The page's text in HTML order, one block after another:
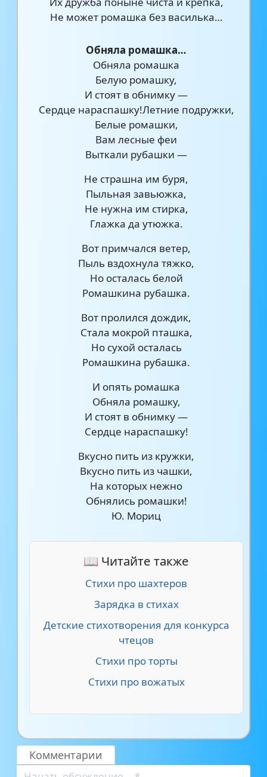
Не может ромашка без василька…
Обняла ромашка…
Обняла ромашка
Белую ромашку,
И стоят в обнимку —
Сердце нараспашку!Летние подружки,
Белые ромашки,
Вам лесные феи
Выткали рубашки —
Не страшна им буря,
Пыльная завьюжка,
Не нужна им стирка,
Глажка да утюжка.
Вот примчался ветер,
Пыль вздохнула тяжко,
Но осталась белой
Ромашкина рубашка.
Вот пролился дождик,
Стала мокрой пташка,
Но сухой осталась
Ромашкина рубашка.
И опять ромашка
Обняла ромашку,
И стоят в обнимку —
Сердце нараспашку!
Вкусно пить из кружки,
Вкусно пить из чашки,
На которых нежно
Обнялись ромашки!
Ю. Мориц
📖 Читайте также
Стихи про шахтеров
Зарядка в стихах
Детские стихотворения для конкурса
чтецов
Стихи про торты
Стихи про вожатых
Комментарии